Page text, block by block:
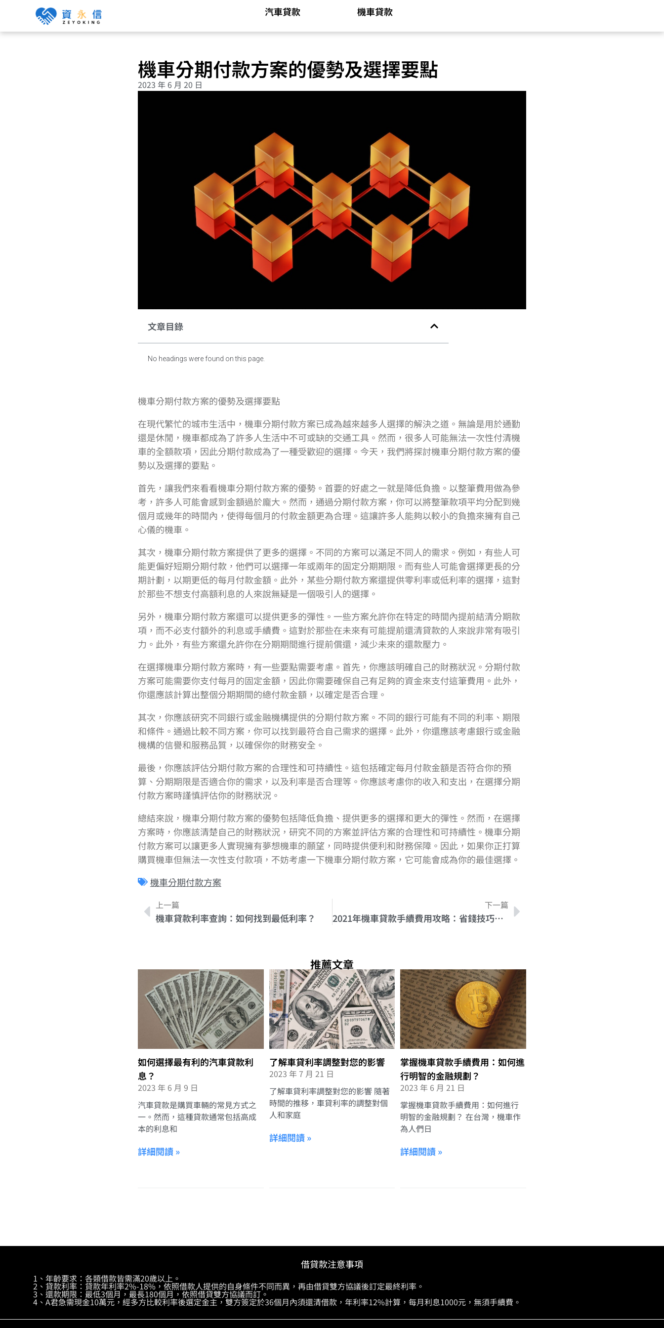
汽車貸款 機車貸款
機車分期付款方案的優勢及選擇要點
2023 年 6 月 20 日
文章目錄
No headings were found on this page.
機車分期付款方案的優勢及選擇要點
在現代繁忙的城市生活中，機車分期付款方案已成為越來越多人選擇的解決之道。無論是用於通勤
還是休閒，機車都成為了許多人生活中不可或缺的交通工具。然而，很多人可能無法一次性付清機
車的全額款項，因此分期付款成為了一種受歡迎的選擇。今天，我們將探討機車分期付款方案的優
勢以及選擇的要點。
首先，讓我們來看看機車分期付款方案的優勢。首要的好處之一就是降低負擔。以整筆費用做為參
考，許多人可能會感到金額過於龐大。然而，通過分期付款方案，你可以將整筆款項平均分配到幾
個月或幾年的時間內，使得每個月的付款金額更為合理。這讓許多人能夠以較小的負擔來擁有自己
心儀的機車。
其次，機車分期付款方案提供了更多的選擇。不同的方案可以滿足不同人的需求。例如，有些人可
能更偏好短期分期付款，他們可以選擇一年或兩年的固定分期期限。而有些人可能會選擇更長的分
期計劃，以期更低的每月付款金額。此外，某些分期付款方案還提供零利率或低利率的選擇，這對
於那些不想支付高額利息的人來說無疑是一個吸引人的選擇。
另外，機車分期付款方案還可以提供更多的彈性。一些方案允許你在特定的時間內提前結清分期款
項，而不必支付額外的利息或手續費。這對於那些在未來有可能提前還清貸款的人來說非常有吸引
力。此外，有些方案還允許你在分期期間進行提前償還，減少未來的還款壓力。
在選擇機車分期付款方案時，有一些要點需要考慮。首先，你應該明確自己的財務狀況。分期付款
方案可能需要你支付每月的固定金額，因此你需要確保自己有足夠的資金來支付這筆費用。此外，
你還應該計算出整個分期期間的總付款金額，以確定是否合理。
其次，你應該研究不同銀行或金融機構提供的分期付款方案。不同的銀行可能有不同的利率、期限
和條件。通過比較不同方案，你可以找到最符合自己需求的選擇。此外，你還應該考慮銀行或金融
機構的信譽和服務品質，以確保你的財務安全。
最後，你應該評估分期付款方案的合理性和可持續性。這包括確定每月付款金額是否符合你的預
算、分期期限是否適合你的需求，以及利率是否合理等。你應該考慮你的收入和支出，在選擇分期
付款方案時謹慎評估你的財務狀況。
總結來說，機車分期付款方案的優勢包括降低負擔、提供更多的選擇和更大的彈性。然而，在選擇
方案時，你應該清楚自己的財務狀況，研究不同的方案並評估方案的合理性和可持續性。機車分期
付款方案可以讓更多人實現擁有夢想機車的願望，同時提供便利和財務保障。因此，如果你正打算
購買機車但無法一次性支付款項，不妨考慮一下機車分期付款方案，它可能會成為你的最佳選擇。
機車分期付款方案
上一篇
機車貸款利率查詢：如何找到最低利率？
下一篇
2021年機車貸款手續費用攻略：省錢技巧大公開
推薦文章
如何選擇最有利的汽車貸款利
息？
2023 年 6 月 9 日
汽車貸款是購買車輛的常見方式之
一。然而，這種貸款通常包括高成
本的利息和
詳細閱讀 »
了解車貸利率調整對您的影響
2023 年 7 月 21 日
了解車貸利率調整對您的影響 隨著
時間的推移，車貸利率的調整對個
人和家庭
詳細閱讀 »
掌握機車貸款手續費用：如何進
行明智的金融規劃？
2023 年 6 月 21 日
掌握機車貸款手續費用：如何進行
明智的金融規劃？ 在台灣，機車作
為人們日
詳細閱讀 »
借貸款注意事項
1、年齡要求：各類借款皆需滿20歲以上。
2、貸款利率：貸款年利率2%-18%，依照借款人提供的自身條件不同而異，再由借貸雙方協議後訂定最終利率。
3、還款期限：最低3個月，最長180個月，依照借貸雙方協議而訂。
4、A君急需現金10萬元，經多方比較利率後選定金主，雙方簽定於36個月內須還清借款，年利率12%計算，每月利息1000元，無須手續費。